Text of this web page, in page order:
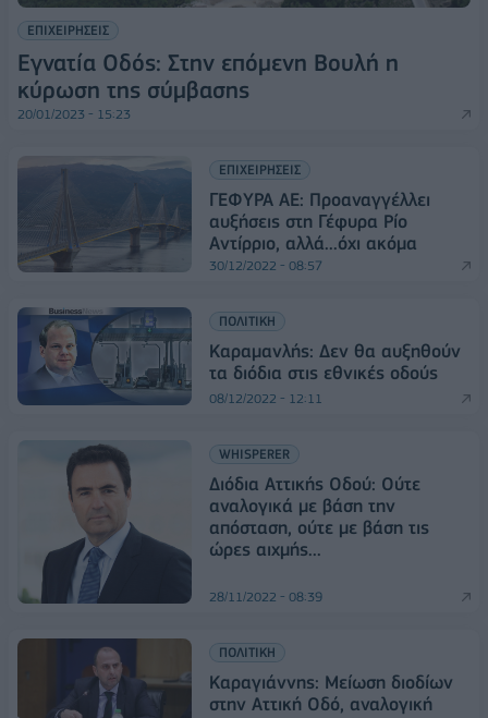
ΕΠΙΧΕΙΡΗΣΕΙΣ
Εγνατία Οδός: Στην επόμενη Βουλή η
κύρωση της σύμβασης
20/01/2023 - 15:23
ΕΠΙΧΕΙΡΗΣΕΙΣ
ΓΕΦΥΡΑ ΑΕ: Προαναγγέλλει
αυξήσεις στη Γέφυρα Ρίο
Αντίρριο, αλλά...όχι ακόμα
30/12/2022 - 08:57
ΠΟΛΙΤΙΚΗ
Καραμανλής: Δεν θα αυξηθούν
τα διόδια στις εθνικές οδούς
08/12/2022 - 12:11
WHISPERER
Διόδια Αττικής Οδού: Ούτε
αναλογικά με βάση την
απόσταση, ούτε με βάση τις
ώρες αιχμής...
28/11/2022 - 08:39
ΠΟΛΙΤΙΚΗ
Καραγιάννης: Μείωση διοδίων
στην Αττική Οδό, αναλογική